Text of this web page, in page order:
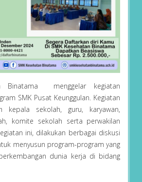
Binatama menggelar kegiatan
SMK Pusat Keunggulan. Kegiatan
kepala sekolah, guru, karyawan,
komite sekolah serta perwakilan
ini, dilakukan berbagai diskusi
menyusun program-program yang
dunia kerja di bidang